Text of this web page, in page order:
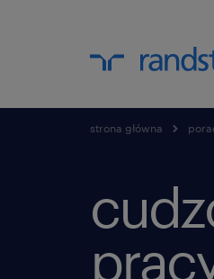
strona główna